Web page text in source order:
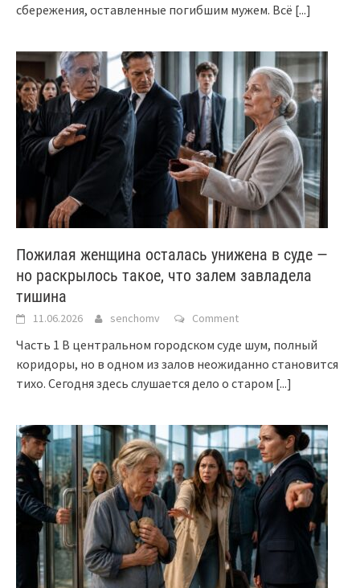
сбережения, оставленные погибшим мужем. Всё [...]
Пожилая женщина осталась унижена в суде —
но раскрылось такое, что залем завладела
тишина
11.06.2026 senchomv Comment
Часть 1 В центральном городском суде шум, полный
коридоры, но в одном из залов неожиданно становится
тихо. Сегодня здесь слушается дело о старом [...]